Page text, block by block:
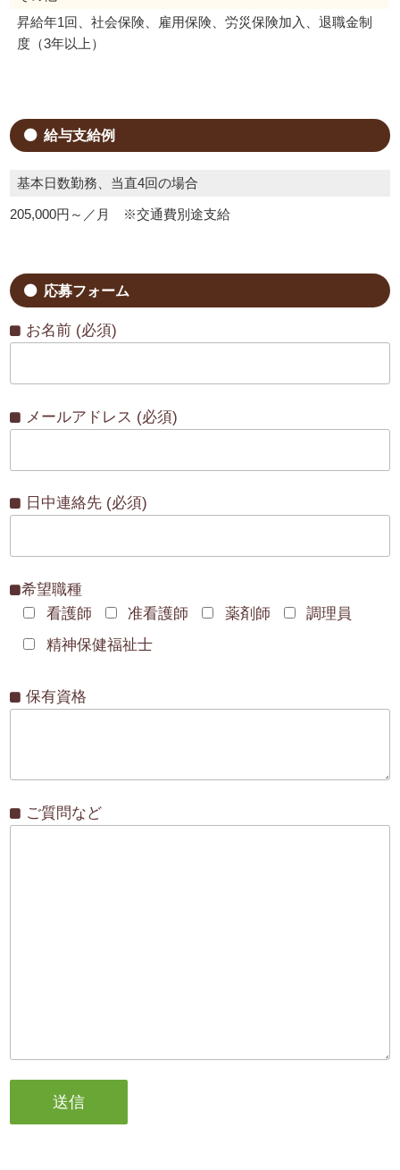
昇給年1回、社会保険、雇用保険、労災保険加入、退職金制
度（3年以上）
給与支給例
基本日数勤務、当直4回の場合
205,000円～／月 ※交通費別途支給
応募フォーム
お名前 (必須)
メールアドレス (必須)
日中連絡先 (必須)
希望職種
看護師
准看護師 薬剤師
調理員
精神保健福祉士
保有資格
ご質問など